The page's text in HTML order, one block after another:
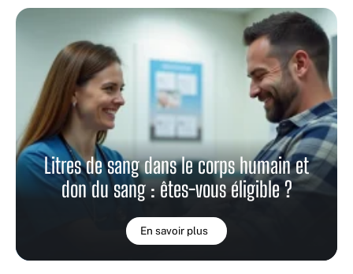
Litres de sang dans le corps humain et
don du sang : êtes-vous éligible ?
En savoir plus